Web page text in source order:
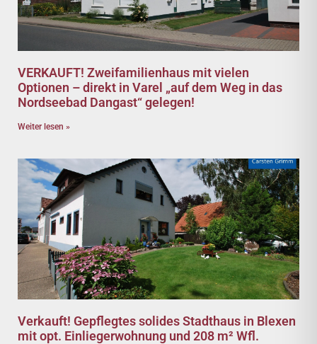
VERKAUFT! Zweifamilienhaus mit vielen
Optionen – direkt in Varel „auf dem Weg in das
Nordseebad Dangast“ gelegen!
Weiter lesen »
Verkauft! Gepflegtes solides Stadthaus in Blexen
mit opt. Einliegerwohnung und 208 m² Wfl.